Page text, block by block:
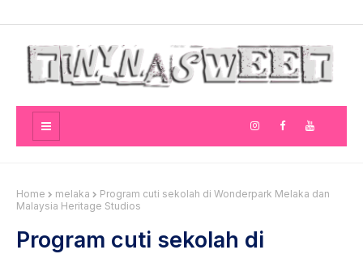
Home melaka
Program cuti sekolah di Wonderpark Melaka dan
Malaysia Heritage Studios
Program cuti sekolah di